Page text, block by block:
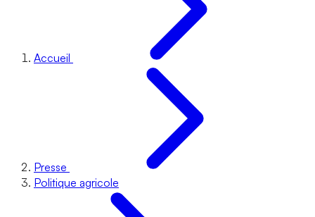
Accueil
Presse
Politique agricole